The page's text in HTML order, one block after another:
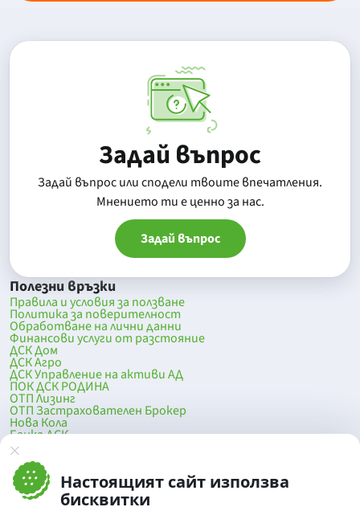
Настоящият сайт използва
бисквитки
Задай въпрос
Задай въпрос или сподели твоите впечатления.
Mнението ти е ценно за нас.
Задай въпрос
Полезни връзки
Правила и условия за ползване
Политика за поверителност
Обработване на лични данни
Финансови услуги от разстояние
ДСК Дом
ДСК Агро
ДСК Управление на активи АД
ПОК ДСК РОДИНА
ОТП Лизинг
ОТП Застрахователен Брокер
Нова Кола
Банка ДСК
DSK Mobile
Оферти за продажба от Банка ДСК
Клонова мрежа и банкомати
До началото на страницата